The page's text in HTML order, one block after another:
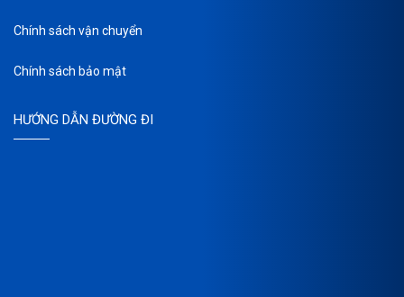
Chính sách vận chuyển
Chính sách bảo mật
HƯỚNG DẪN ĐƯỜNG ĐI